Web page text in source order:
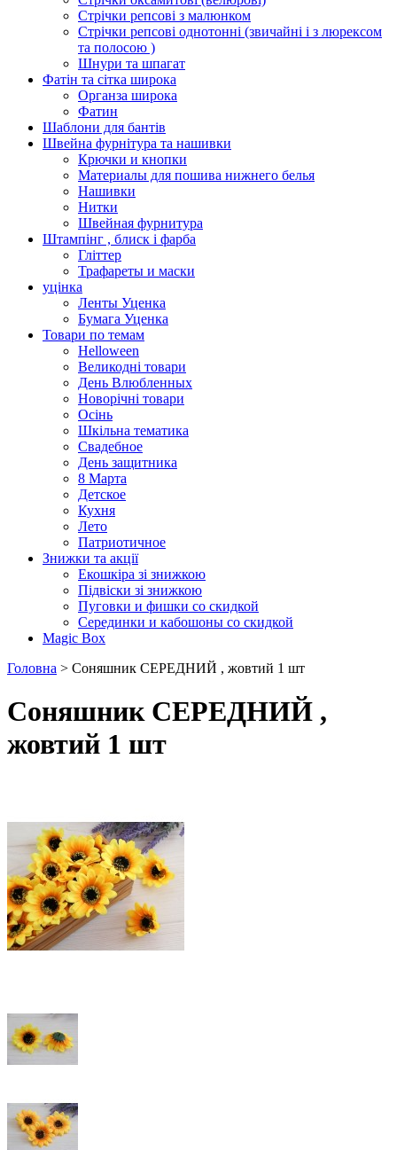
Стрічки репсові з малюнком
Стрічки репсові однотонні (звичайні і з люрексом
та полосою )
Шнури та шпагат
Фатін та сітка широка
Органза широка
Фатин
Шаблони для бантів
Швейна фурнітура та нашивки
Крючки и кнопки
Материалы для пошива нижнего белья
Нашивки
Нитки
Швейная фурнитура
Штампінг , блиск і фарба
Гліттер
Трафареты и маски
уцінка
Ленты Уценка
Бумага Уценка
Товари по темам
Helloween
Великодні товари
День Влюбленных
Новорічні товари
Осінь
Шкільна тематика
Свадебное
День защитника
8 Марта
Детское
Кухня
Лето
Патриотичное
Знижки та акції
Екошкіра зі знижкою
Підвіски зі знижкою
Пуговки и фишки со скидкой
Серединки и кабошоны со скидкой
Magic Box
Головна > Соняшник СЕРЕДНИЙ , жовтий 1 шт
Соняшник СЕРЕДНИЙ ,
жовтий 1 шт